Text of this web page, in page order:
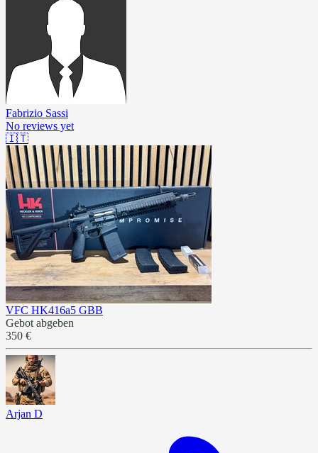
Fabrizio Sassi
No reviews yet
🇮🇹
VFC HK416a5 GBB
Gebot abgeben
350 €
Arjan D